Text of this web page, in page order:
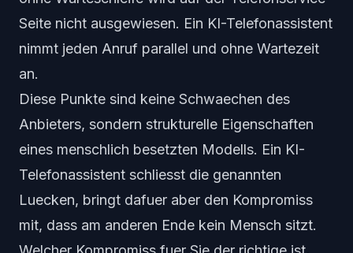
Seite nicht ausgewiesen. Ein KI-Telefonassistent
nimmt jeden Anruf parallel und ohne Wartezeit
an.
Diese Punkte sind keine Schwaechen des
Anbieters, sondern strukturelle Eigenschaften
eines menschlich besetzten Modells. Ein KI-
Telefonassistent schliesst die genannten
Luecken, bringt dafuer aber den Kompromiss
mit, dass am anderen Ende kein Mensch sitzt.